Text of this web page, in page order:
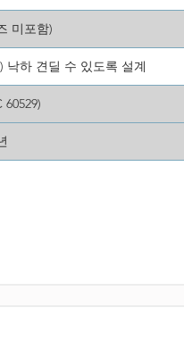
미포함)
낙하 견딜 수 있도록 설계
60529)